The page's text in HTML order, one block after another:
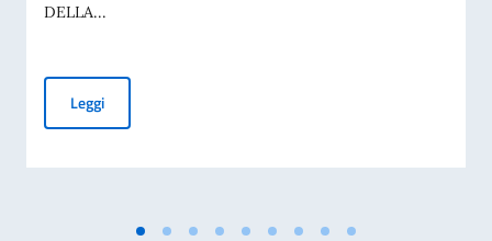
DELLA...
LeggiGiornata nazionale del sacrificio del lavoro italiano nel